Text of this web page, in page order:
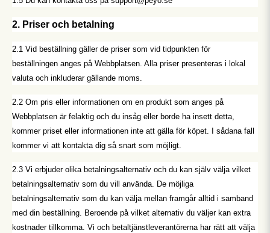
2. Priser och betalning
2.1 Vid beställning gäller de priser som vid tidpunkten för
beställningen anges på Webbplatsen. Alla priser presenteras i lokal
valuta och inkluderar gällande moms.
2.2 Om pris eller informationen om en produkt som anges på
Webbplatsen är felaktig och du insåg eller borde ha insett detta,
kommer priset eller informationen inte att gälla för köpet. I sådana fall
kommer vi att kontakta dig så snart som möjligt.
2.3 Vi erbjuder olika betalningsalternativ och du kan själv välja vilket
betalningsalternativ som du vill använda. De möjliga
betalningsalternativ som du kan välja mellan framgår alltid i samband
med din beställning. Beroende på vilket alternativ du väljer kan extra
kostnader tillkomma. Vi och betaltjänstleverantörerna har rätt att välja